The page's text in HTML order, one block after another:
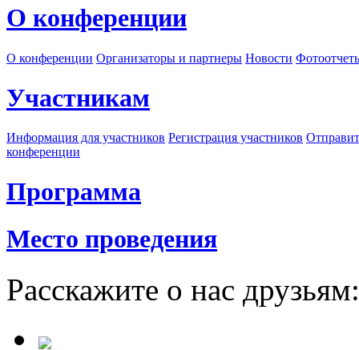
О конференции
О конференции Организаторы и партнеры Новости
Участникам
Информация для участников Регистрация участников
конференции
Программа
Место проведения
Расскажите о нас друзьям: